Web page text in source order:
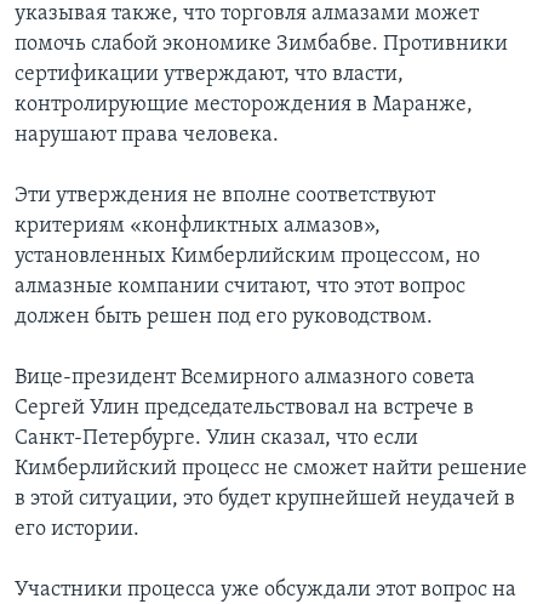
указывая также, что торговля алмазами может
помочь слабой экономике Зимбабве. Противники
сертификации утверждают, что власти,
контролирующие месторождения в Маранже,
нарушают права человека.
Эти утверждения не вполне соответствуют
критериям «конфликтных алмазов»,
установленных Кимберлийским процессом, но
алмазные компании считают, что этот вопрос
должен быть решен под его руководством.
Вице-президент Всемирного алмазного совета
Сергей Улин председательствовал на встрече в
Санкт-Петербурге. Улин сказал, что если
Кимберлийский процесс не сможет найти решение
в этой ситуации, это будет крупнейшей неудачей в
его истории.
Участники процесса уже обсуждали этот вопрос на